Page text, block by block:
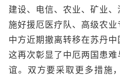
建设、电信、农业、矿业
施好援厄医疗队、高级农
中方近期撤离转移在苏丹中
这再次彰显了中厄两国患
谊。双方要采取更多措施